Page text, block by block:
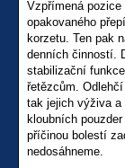
Vzpřímená
opakovaného
korzetu. Ten pak
denních činností.
stabilizační
řetězcům.
tak jejich výživa a
kloubních
příčinou bolestí
nedosáhneme.